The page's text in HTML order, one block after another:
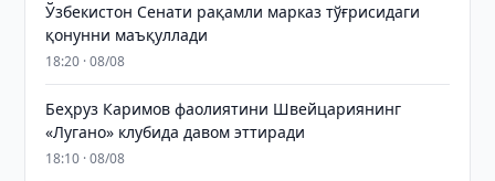
Ўзбекистон Сенати рақамли марказ тўғрисидаги
қонунни маъқуллади
18:20 · 08/08
Беҳруз Каримов фаолиятини Швейцариянинг
«Лугано» клубида давом эттиради
18:10 · 08/08